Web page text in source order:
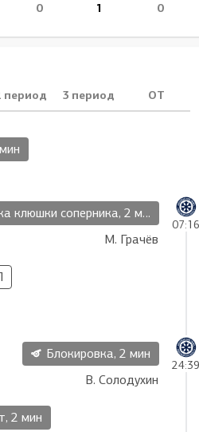
0 1 0
период 3 период ОТ
07:16
клюшки соперника, 2 мин
М. Грачёв
24:39
Блокировка, 2 мин
В. Солодухин
2 мин